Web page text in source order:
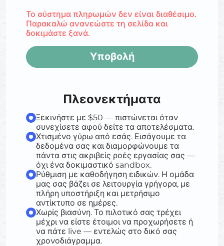
Το σύστημα πληρωμών δεν είναι διαθέσιμο.
Παρακαλώ ανανεώστε τη σελίδα και
δοκιμάστε ξανά.
Υποβολή
Πλεονεκτήματα
Ξεκινήστε με $50 — πιστώνεται όταν
συνεχίσετε αφού δείτε τα αποτελέσματα.
Χτισμένο γύρω από εσάς. Εισάγουμε τα
δεδομένα σας και διαμορφώνουμε τα
πάντα στις ακριβείς ροές εργασίας σας —
όχι ένα δοκιμαστικό sandbox.
Ρύθμιση με καθοδήγηση ειδικών. Η ομάδα
μας σας βάζει σε λειτουργία γρήγορα, με
πλήρη υποστήριξη και μετρήσιμο
αντίκτυπο σε ημέρες.
Χωρίς βιασύνη. Το πιλοτικό σας τρέχει
μέχρι να είστε έτοιμοι να προχωρήσετε ή
να πάτε live — εντελώς στο δικό σας
χρονοδιάγραμμα.